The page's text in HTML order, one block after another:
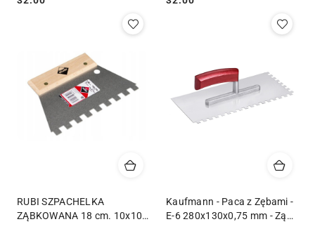
RUBI SZPACHELKA
ZĄBKOWANA 18 cm. 10x10
Kaufmann - Paca z Zębami -
E-6 280x130x0,75 mm - Ząb